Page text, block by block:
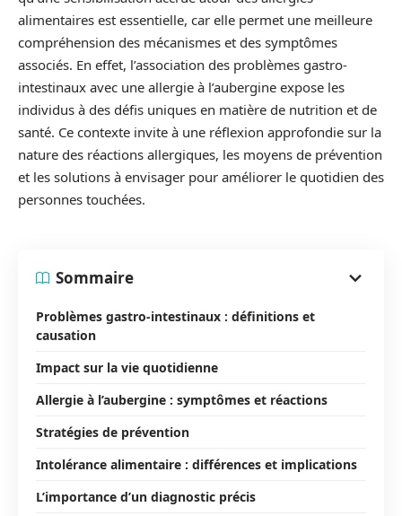
alimentaires est essentielle, car elle permet une meilleure
compréhension des mécanismes et des symptômes
associés. En effet, l’association des problèmes gastro-
intestinaux avec une allergie à l’aubergine expose les
individus à des défis uniques en matière de nutrition et de
santé. Ce contexte invite à une réflexion approfondie sur la
nature des réactions allergiques, les moyens de prévention
et les solutions à envisager pour améliorer le quotidien des
personnes touchées.
Sommaire
Problèmes gastro-intestinaux : définitions et
causation
Impact sur la vie quotidienne
Allergie à l’aubergine : symptômes et réactions
Stratégies de prévention
Intolérance alimentaire : différences et implications
L’importance d’un diagnostic précis